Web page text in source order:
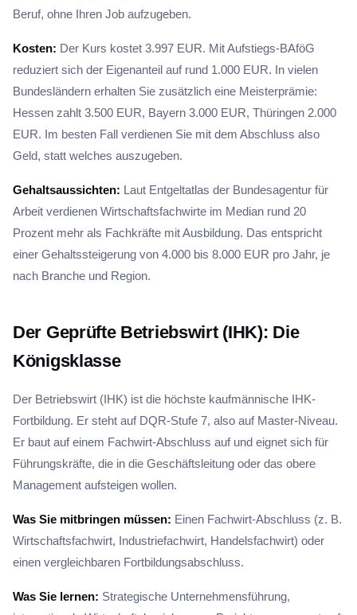
Beruf, ohne Ihren Job aufzugeben.
Kosten: Der Kurs kostet 3.997 EUR. Mit Aufstiegs-BAföG
reduziert sich der Eigenanteil auf rund 1.000 EUR. In vielen
Bundesländern erhalten Sie zusätzlich eine Meisterprämie:
Hessen zahlt 3.500 EUR, Bayern 3.000 EUR, Thüringen 2.000
EUR. Im besten Fall verdienen Sie mit dem Abschluss also
Geld, statt welches auszugeben.
Gehaltsaussichten: Laut Entgeltatlas der Bundesagentur für
Arbeit verdienen Wirtschaftsfachwirte im Median rund 20
Prozent mehr als Fachkräfte mit Ausbildung. Das entspricht
einer Gehaltssteigerung von 4.000 bis 8.000 EUR pro Jahr, je
nach Branche und Region.
Der Geprüfte Betriebswirt (IHK): Die
Königsklasse
Der Betriebswirt (IHK) ist die höchste kaufmännische IHK-
Fortbildung. Er steht auf DQR-Stufe 7, also auf Master-Niveau.
Er baut auf einem Fachwirt-Abschluss auf und eignet sich für
Führungskräfte, die in die Geschäftsleitung oder das obere
Management aufsteigen wollen.
Was Sie mitbringen müssen: Einen Fachwirt-Abschluss (z. B.
Wirtschaftsfachwirt, Industriefachwirt, Handelsfachwirt) oder
einen vergleichbaren Fortbildungsabschluss.
Was Sie lernen: Strategische Unternehmensführung,